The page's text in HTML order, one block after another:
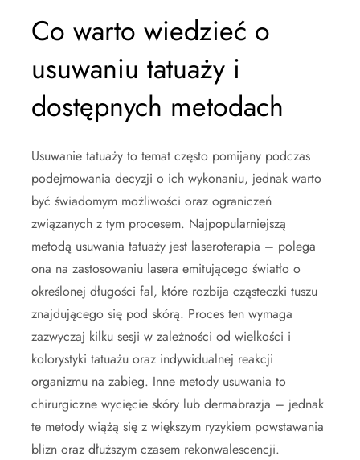
Co warto wiedzieć o
usuwaniu tatuaży i
dostępnych metodach
Usuwanie tatuaży to temat często pomijany podczas
podejmowania decyzji o ich wykonaniu, jednak warto
być świadomym możliwości oraz ograniczeń
związanych z tym procesem. Najpopularniejszą
metodą usuwania tatuaży jest laseroterapia – polega
ona na zastosowaniu lasera emitującego światło o
określonej długości fal, które rozbija cząsteczki tuszu
znajdującego się pod skórą. Proces ten wymaga
zazwyczaj kilku sesji w zależności od wielkości i
kolorystyki tatuażu oraz indywidualnej reakcji
organizmu na zabieg. Inne metody usuwania to
chirurgiczne wycięcie skóry lub dermabrazja – jednak
te metody wiążą się z większym ryzykiem powstawania
blizn oraz dłuższym czasem rekonwalescencji.